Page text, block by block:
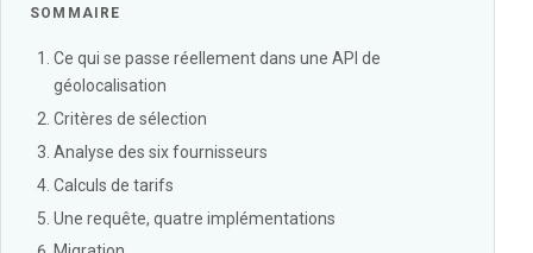
SOMMAIRE
Ce qui se passe réellement dans une API de
géolocalisation
Critères de sélection
Analyse des six fournisseurs
Calculs de tarifs
Une requête, quatre implémentations